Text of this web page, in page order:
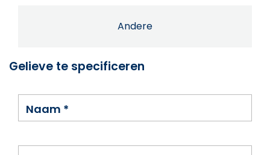
Andere
Gelieve te specificeren
Naam *